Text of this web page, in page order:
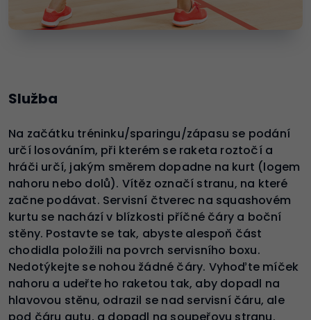
Služba
Na začátku tréninku/sparingu/zápasu se podání
určí losováním, při kterém se raketa roztočí a
hráči určí, jakým směrem dopadne na kurt (logem
nahoru nebo dolů). Vítěz označí stranu, na které
začne podávat. Servisní čtverec na squashovém
kurtu se nachází v blízkosti příčné čáry a boční
stěny. Postavte se tak, abyste alespoň část
chodidla položili na povrch servisního boxu.
Nedotýkejte se nohou žádné čáry. Vyhoďte míček
nahoru a udeřte ho raketou tak, aby dopadl na
hlavovou stěnu, odrazil se nad servisní čáru, ale
pod čáru autu, a dopadl na soupeřovu stranu.